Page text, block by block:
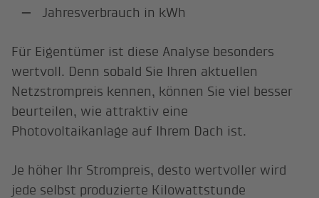
Jahresverbrauch in kWh
Für Eigentümer ist diese Analyse besonders
wertvoll. Denn sobald Sie Ihren aktuellen
Netzstrompreis kennen, können Sie viel besser
beurteilen, wie attraktiv eine
Photovoltaikanlage auf Ihrem Dach ist.
Je höher Ihr Strompreis, desto wertvoller wird
jede selbst produzierte Kilowattstunde